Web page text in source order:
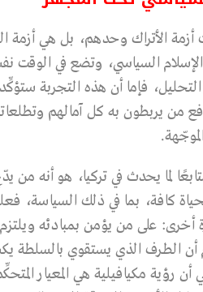
أزمة الأتراك وحدهم، بل هي أزمة
السياسي، وتضع في الوقت
فإما أن هذه التجربة
من يربطون به كل آمالهم
لما يحدث في تركيا، هو أنه
كافة، بما في ذلك السياسة،
على من يؤمن بمبادئه ويلتزم
الطرف الذي يستقوي بالسلطة
أن رؤية مكيافيلية هي المعيار